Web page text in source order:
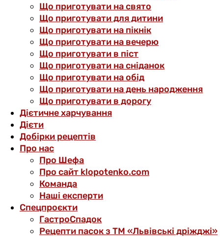
Що приготувати на свято
Що приготувати для дитини
Що приготувати на пікнік
Що приготувати на вечерю
Що приготувати в піст
Що приготувати на сніданок
Що приготувати на обід
Що приготувати на день народження
Що приготувати в дорогу
Дієтичне харчування
Дієти
Добірки рецептів
Про нас
Про Шефа
Про сайт klopotenko.com
Команда
Наші експерти
Спецпроєкти
ГастроСпадок
Рецепти пасок з ТМ «Львівські дріжджі»